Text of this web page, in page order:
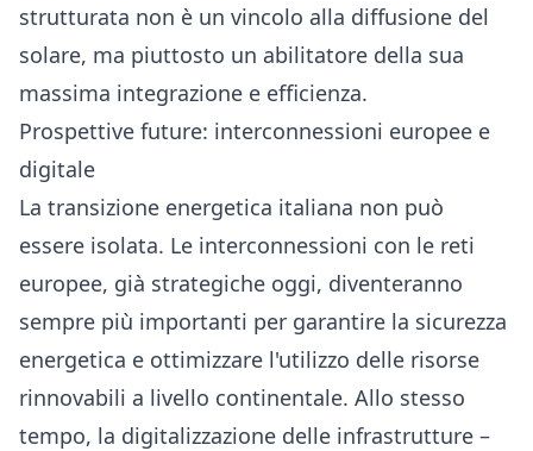
strutturata non è un vincolo alla diffusione del
solare, ma piuttosto un abilitatore della sua
massima integrazione e efficienza.
Prospettive future: interconnessioni europee e
digitale
La transizione energetica italiana non può
essere isolata. Le interconnessioni con le reti
europee, già strategiche oggi, diventeranno
sempre più importanti per garantire la sicurezza
energetica e ottimizzare l'utilizzo delle risorse
rinnovabili a livello continentale. Allo stesso
tempo, la digitalizzazione delle infrastrutture –